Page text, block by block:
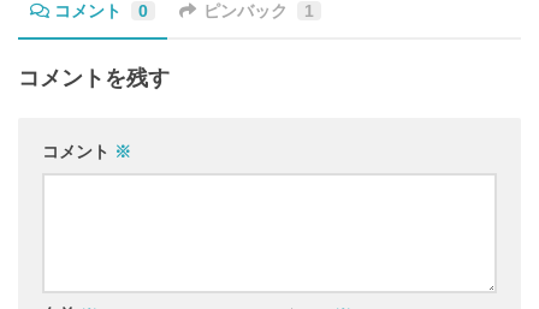
コメント 0 ピンバック 1
コメントを残す
コメント ※